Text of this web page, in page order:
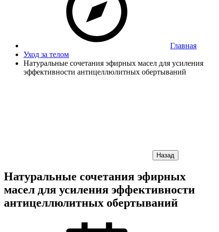
Главная
Уход за телом
Натуральные сочетания эфирных масел для усиления
эффективности антицеллюлитных обертываний
Назад
Натуральные сочетания эфирных
масел для усиления эффективности
антицеллюлитных обертываний